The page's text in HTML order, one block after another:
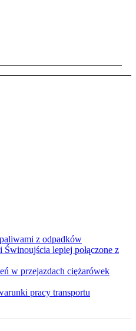
z odpadków
Świnoujścia lepiej połączone z
w przejazdach ciężarówek
pracy transportu